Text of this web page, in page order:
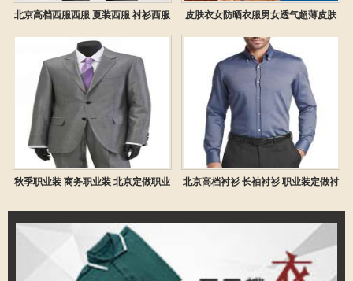
北京高档西服西服 夏装西服 衬衫西服
定做
皮肤衣女防晒衣服男女透气超薄皮肤
风衣
秋季职业装 商务职业装 北京定做职业 北京高档衬衫 长袖衬衫 职业装定做衬